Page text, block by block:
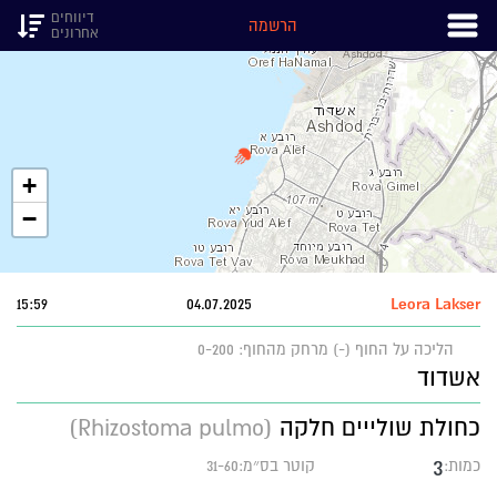
הרשמה
דיווחים
אחרונים
+
−
Leora Lakser
04.07.2025
15:59
הליכה על החוף (-) מרחק מהחוף: 0-200
אשדוד
כחולת שולייים חלקה (Rhizostoma pulmo)
כמות:3 קוטר בס״מ:31-60